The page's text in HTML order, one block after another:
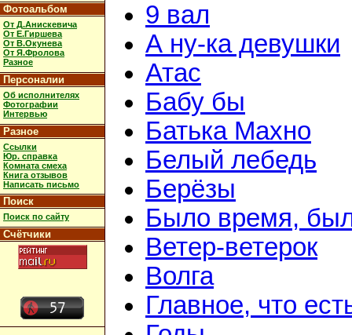
Фотоальбом
От Д.Анискевича
От Е.Гиршева
От В.Окунева
От Я.Фролова
Разное
Персоналии
Об исполнителях
Фотографии
Интервью
Разное
Ссылки
Юр. справка
Комната смеха
Книга отзывов
Написать письмо
Поиск
Поиск по сайту
Счётчики
9 вал
А ну-ка девушки
Атас
Бабу бы
Батька Махно
Белый лебедь
Берёзы
Было время,
Ветер-ветерок
Волга
Главное, что